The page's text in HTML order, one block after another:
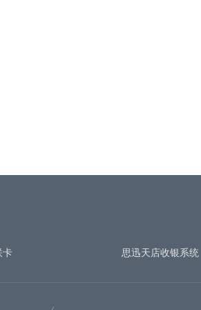
卡 思迅天店收银系统